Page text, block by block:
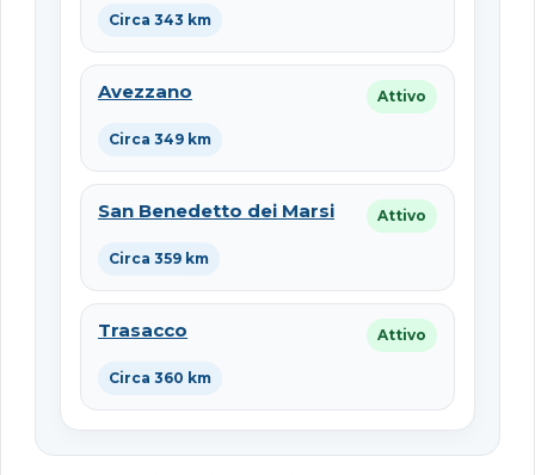
Circa 343 km
Avezzano Attivo
Circa 349 km
San Benedetto dei Marsi Attivo
Circa 359 km
Trasacco Attivo
Circa 360 km